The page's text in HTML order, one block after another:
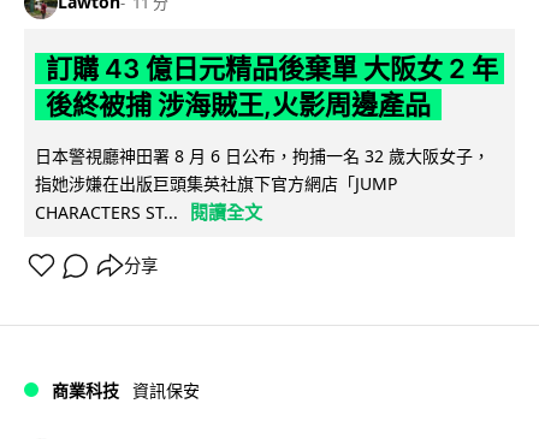
訂購 43 億日元精品後棄單 大阪女 2 年
後終被捕 涉海賊王,火影周邊產品
日本警視廳神田署 8 月 6 日公布，拘捕一名 32 歲大阪女子，
指她涉嫌在出版巨頭集英社旗下官方網店「JUMP
CHARACTERS ST...
閱讀全文
分享
商業科技 資訊保安